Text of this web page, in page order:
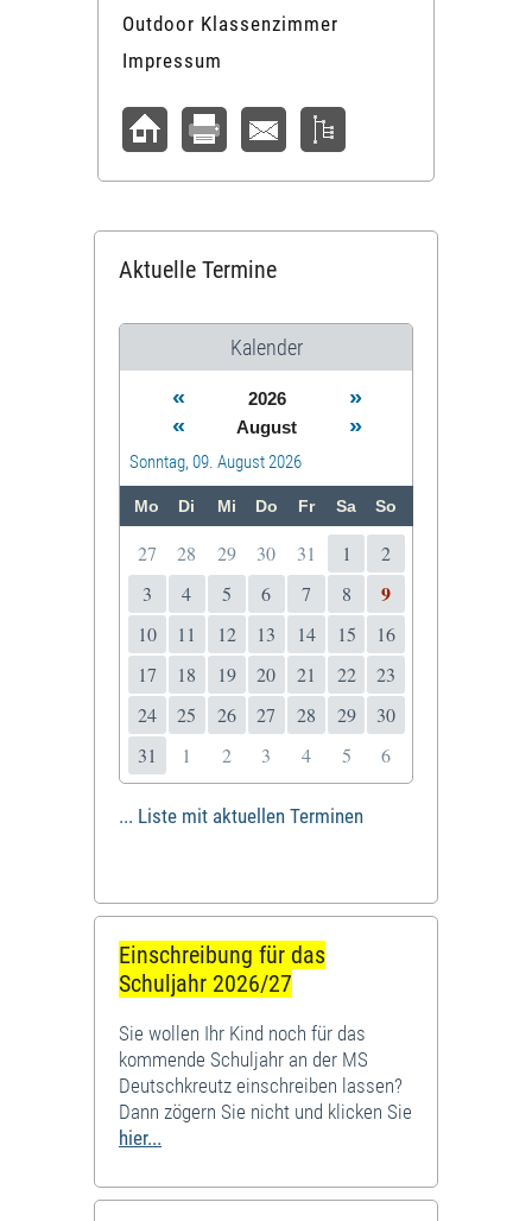
Outdoor Klassenzimmer
Impressum
Aktuelle Termine
Kalender
« 2026
»
«
August »
Sonntag, 09. August 2026
Mo Di Mi Do Fr Sa So
27 28 29 30 31 1
2
3
4 5 6 7 8 9
10 11 12 13 14 15
16
17
18 19 20 21 22
23
24
25 26 27 28 29
30
31
1 2 3 4 5 6
... Liste mit aktuellen Terminen
Einschreibung für das
Schuljahr 2026/27
Sie wollen Ihr Kind noch für das
kommende Schuljahr an der MS
Deutschkreutz einschreiben lassen?
Dann zögern Sie nicht und klicken Sie
hier...